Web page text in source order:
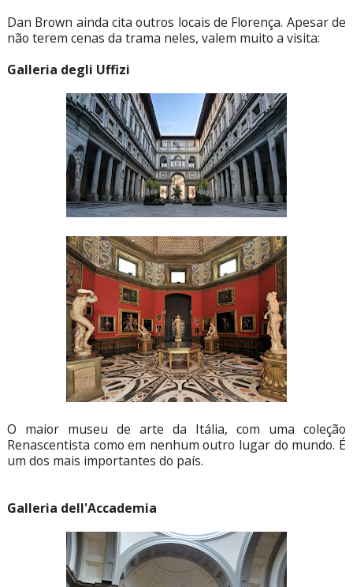
Dan Brown ainda cita outros locais de Florença. Apesar de
não terem cenas da trama neles, valem muito a visita:
Galleria degli Uffizi
O maior museu de arte da Itália, com uma coleção
Renascentista como em nenhum outro lugar do mundo. É
um dos mais importantes do país.
Galleria dell'Accademia